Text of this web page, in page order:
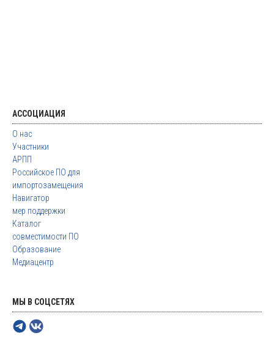
АССОЦИАЦИЯ
О нас
Участники
АРПП
Российское ПО для
импортозамещения
Навигатор
мер поддержки
Каталог
совместимости ПО
Образование
Медиацентр
МЫ В СОЦСЕТЯХ